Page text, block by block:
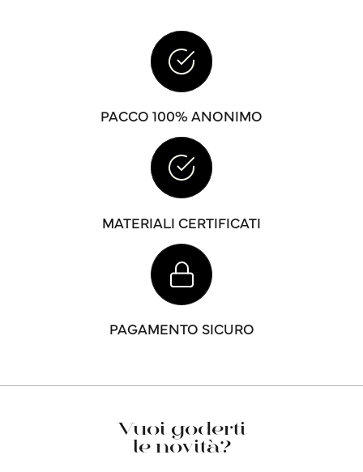
PACCO 100% ANONIMO
MATERIALI CERTIFICATI
PAGAMENTO SICURO
Vuoi goderti
le novità?